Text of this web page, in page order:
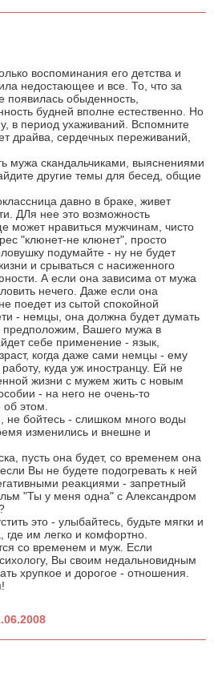
воспоминания его детства и
недостающее и все. То, что за
появилась обыденность,
будней вполне естественно. Но
в период ухаживаний. Вспомните
драйва, сердечных переживаний,
мужа скандальчиками, выяснениями
другие темы для бесед, общие
давно в браке, живет
ДЛя нее это возможность
может нравиться мужчинам, чисто
"клюнет-не клюнет", просто
подумайте - ну не будет
и срываться с насиженного
А если она зависима от мужа
нечего. Даже если она
поедет из сытой спокойной
- немцы, она должна будет думать
предположим, Вашего мужа в
себе применение - язык,
когда даже сами немцы - ему
куда уж иностранцу. Ей не
жизни с мужем жить с новым
- на него не очень-то
об этом.
не бойтесь - слишком много воды
изменились и внешне и
пусть она будет, со временем она
Вы не будете подогревать к ней
реакциями - запретный
"Ты у меня одна" с Александром
это - улыбайтесь, будьте мягки и
где им легко и комфортно.
со временем и муж. Если
Вы своим недальновидным
хрупкое и дорогое - отношения.